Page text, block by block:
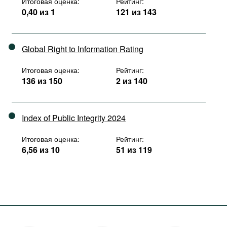
0,40 из 1 121 из 143
Global Right to Information Rating
Итоговая оценка:
136 из 150
Рейтинг:
2 из 140
Index of Public Integrity 2024
Итоговая оценка:
6,56 из 10
Рейтинг:
51 из 119